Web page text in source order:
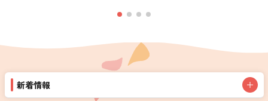
新着情報